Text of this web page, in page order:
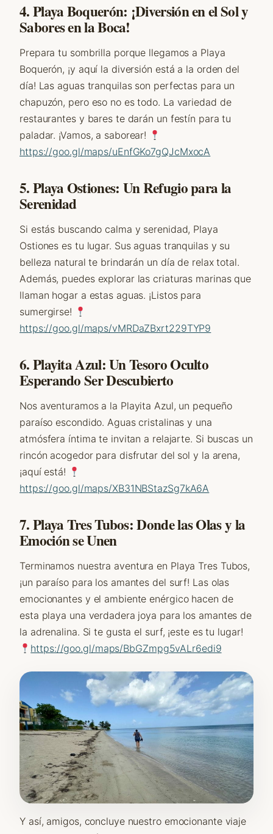
4. Playa Boquerón: ¡Diversión en el Sol y
Sabores en la Boca!
Prepara tu sombrilla porque llegamos a Playa
Boquerón, ¡y aquí la diversión está a la orden del
día! Las aguas tranquilas son perfectas para un
chapuzón, pero eso no es todo. La variedad de
restaurantes y bares te darán un festín para tu
paladar. ¡Vamos, a saborear!
https://goo.gl/maps/uEnfGKo7gQJcMxocA
5. Playa Ostiones: Un Refugio para la
Serenidad
Si estás buscando calma y serenidad, Playa
Ostiones es tu lugar. Sus aguas tranquilas y su
belleza natural te brindarán un día de relax total.
Además, puedes explorar las criaturas marinas que
llaman hogar a estas aguas. ¡Listos para
sumergirse!
https://goo.gl/maps/vMRDaZBxrt229TYP9
6. Playita Azul: Un Tesoro Oculto
Esperando Ser Descubierto
Nos aventuramos a la Playita Azul, un pequeño
paraíso escondido. Aguas cristalinas y una
atmósfera íntima te invitan a relajarte. Si buscas un
rincón acogedor para disfrutar del sol y la arena,
¡aquí está!
https://goo.gl/maps/XB31NBStazSg7kA6A
7. Playa Tres Tubos: Donde las Olas y la
Emoción se Unen
Terminamos nuestra aventura en Playa Tres Tubos,
¡un paraíso para los amantes del surf! Las olas
emocionantes y el ambiente enérgico hacen de
esta playa una verdadera joya para los amantes de
la adrenalina. Si te gusta el surf, ¡este es tu lugar!
https://goo.gl/maps/BbGZmpg5vALr6edi9
Y así, amigos, concluye nuestro emocionante viaje